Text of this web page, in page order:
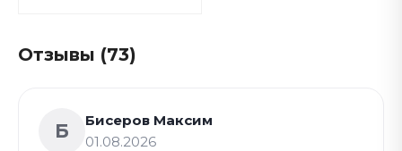
Отзывы (73)
Б
Бисеров Максим
01.08.2026